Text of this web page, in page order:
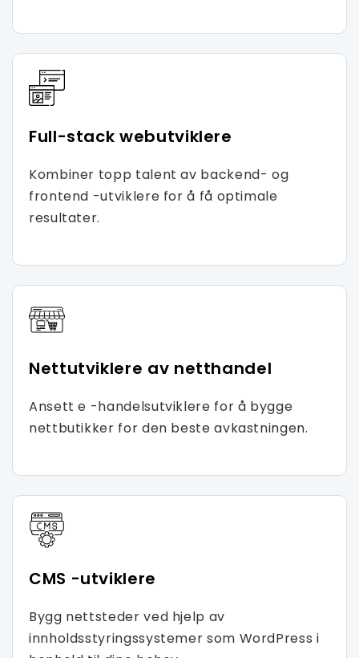
Full-stack webutviklere
Kombiner topp talent av backend- og
frontend -utviklere for å få optimale
resultater.
Nettutviklere av netthandel
Ansett e -handelsutviklere for å bygge
nettbutikker for den beste avkastningen.
CMS -utviklere
Bygg nettsteder ved hjelp av
innholdsstyringssystemer som WordPress i